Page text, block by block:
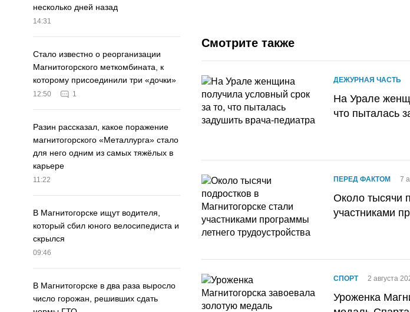
несколько дней назад
14:31
Стало известно о реорганизации
Магнитогорского меткомбината, к
которому присоединили три «дочки»
12:50 1
Разин рассказал, какое поражение
магнитогорского «Металлурга» стало
для него одним из самых тяжёлых в
карьере
11:22
В Магнитогорске ищут водителя,
который сбил юного велосипедиста и
скрылся
09:46
В Магнитогорске в два раза выросло
число горожан, решивших сдать
Смотрите также
ДЕЖУРНАЯ ЧАСТЬ
На Урале
что пыталась
ПЕРЕД ФАКТОМ 7
Около тысячи
участниками
СПОРТ 2 августа
Уроженка